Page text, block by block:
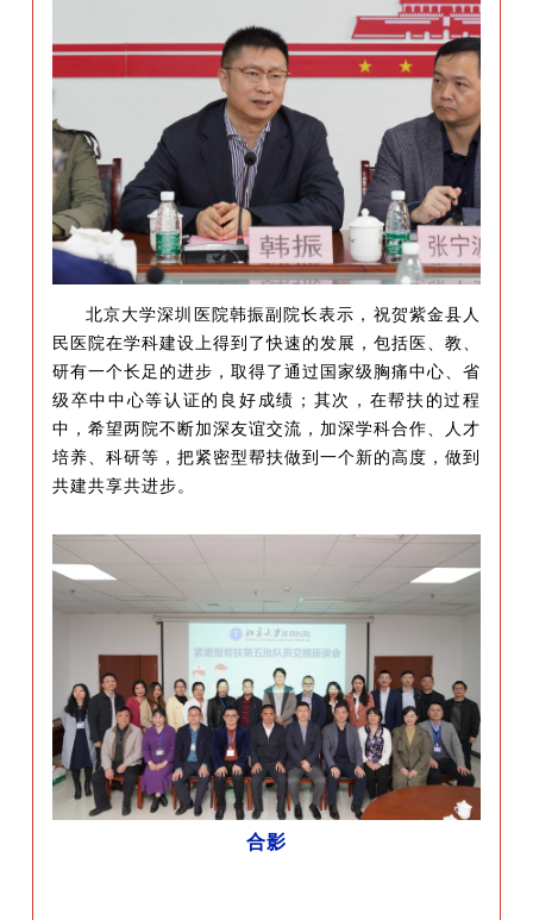
北京大学深圳医院韩振副院长表示，祝贺紫金县人
民医院在学科建设上得到了快速的发展，包括医、教、
研有一个长足的进步， 取得了通过国家级胸痛中心、省
级卒中中心等认证的 良好 成绩 ； 其次，在帮扶的过程
中，希望两院不断加深友谊交流，加深学科合作、人才
培养、科研等，把紧密型帮扶做到一个新的高度，做到
共建共享共进步。
合影